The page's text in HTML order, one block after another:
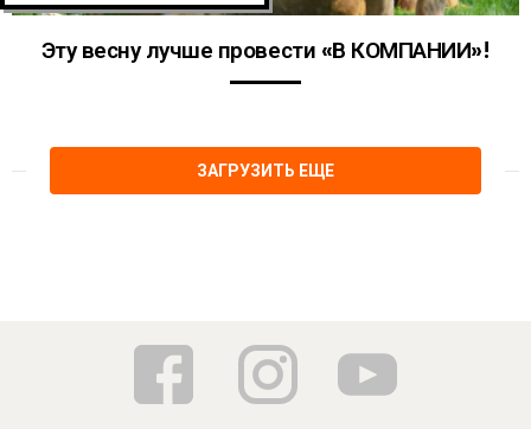
Эту весну лучше провести «В КОМПАНИИ»!
ЗАГРУЗИТЬ ЕЩЕ